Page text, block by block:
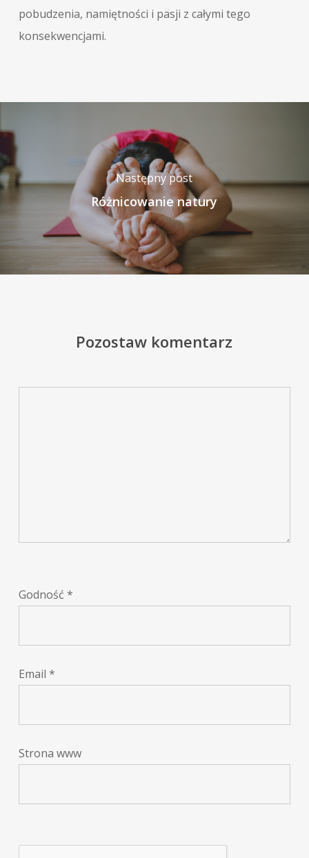
pobudzenia, namiętności i pasji z całymi tego
konsekwencjami.
Następny post
Różnicowanie natury
Pozostaw komentarz
Godność *
Email *
Strona www